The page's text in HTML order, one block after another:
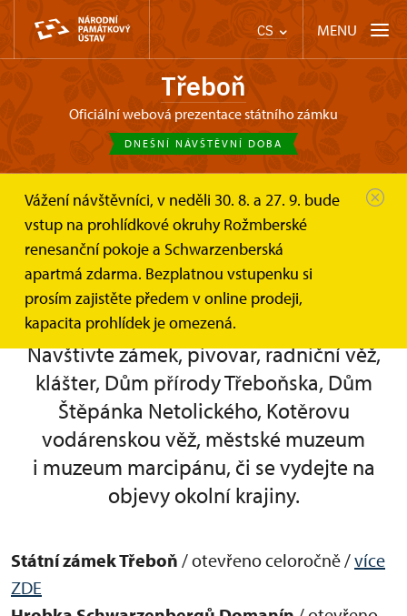
CS MENU
Třeboň
oficiální webová prezentace státního zámku
DNEŠNÍ NÁVŠTĚVNÍ DOBA
Vážení návštěvníci, v neděli 30. 8. a 27. 9. bude
vstup na prohlídkové okruhy Rožmberské
renesanční pokoje a Schwarzenberská
apartmá zdarma. Bezplatnou vstupenku si
prosím zajistěte předem v online prodeji,
kapacita prohlídek je omezená.
Třeboň Tipy na výlet Město Třeboň a jeho památky
Město Třeboň a jeho památky
Navštivte zámek, pivovar, radniční věž,
klášter, Dům přírody Třeboňska, Dům
Štěpánka Netolického, Kotěrovu
vodárenskou věž, městské muzeum
i muzeum marcipánu, či se vydejte na
objevy okolní krajiny.
Státní zámek Třeboň / otevřeno celoročně /více
ZDE